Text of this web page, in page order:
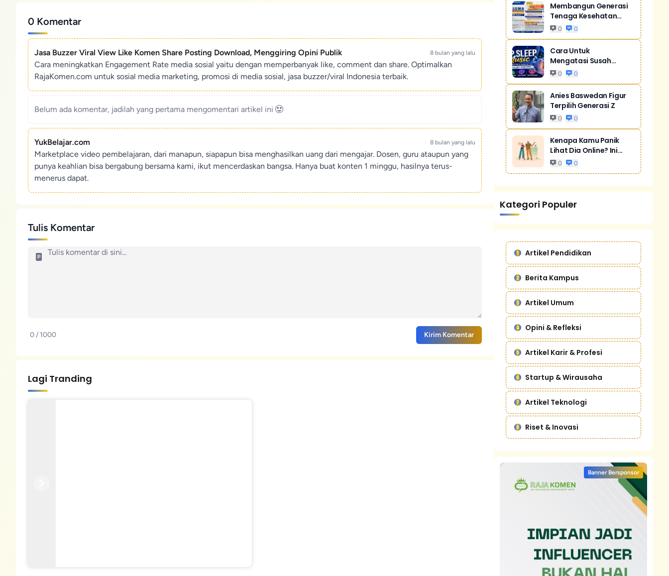
0 Komentar
Jasa Buzzer Viral View Like Komen Share Posting Download, Menggiring Opini Publik 8 bulan yang lalu
Cara meningkatkan Engagement Rate media sosial yaitu dengan memperbanyak like, comment dan share. Optimalkan
RajaKomen.com untuk sosial media marketing, promosi di media sosial, jasa buzzer/viral Indonesia terbaik.
Belum ada komentar, jadilah yang pertama mengomentari artikel ini
YukBelajar.com 8 bulan yang lalu
Marketplace video pembelajaran, dari manapun, siapapun bisa menghasilkan uang dari mengajar. Dosen, guru ataupun yang
punya keahlian bisa bergabung bersama kami, ikut mencerdaskan bangsa. Hanya buat konten 1 minggu, hasilnya terus-
menerus dapat.
Tulis Komentar
0 / 1000 Kirim Komentar
Lagi Tranding
Membangun Generasi
Tenaga Kesehatan
Unggul Dan Men...
0 0
Cara Untuk
Mengatasi Susah
Tidur Akibat Stres
0 0
Anies Baswedan Figur
Terpilih Generasi Z
0 0
Kenapa Kamu Panik
Lihat Dia Online? Ini
Bukan Cuma...
0 0
Kategori Populer
Artikel Pendidikan
Berita Kampus
Artikel Umum
Opini & Refleksi
Artikel Karir & Profesi
Startup & Wirausaha
Artikel Teknologi
Riset & Inovasi
Banner Bersponsor